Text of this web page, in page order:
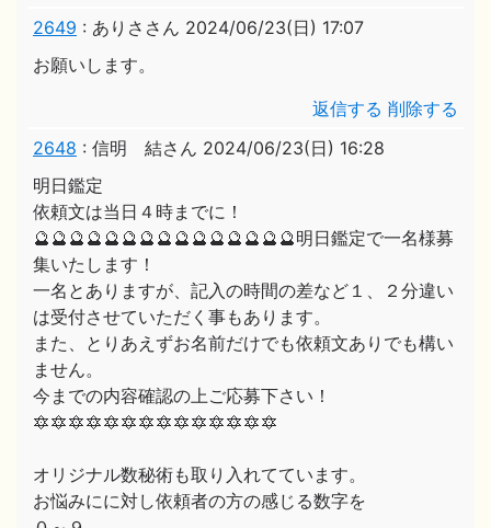
2649 : ありささん 2024/06/23(日) 17:07
お願いします。
返信する 削除する
2648 : 信明 結さん 2024/06/23(日) 16:28
明日鑑定
依頼文は当日４時までに！
🔮🔮🔮🔮🔮🔮🔮🔮🔮🔮🔮🔮🔮🔮🔮明日鑑定で一名様募
集いたします！
一名とありますが、記入の時間の差など１、２分違い
は受付させていただく事もあります。
また、とりあえずお名前だけでも依頼文ありでも構い
ません。
今までの内容確認の上ご応募下さい！
🔯🔯🔯🔯🔯🔯🔯🔯🔯🔯🔯🔯🔯🔯
オリジナル数秘術も取り入れてています。
お悩みにに対し依頼者の方の感じる数字を